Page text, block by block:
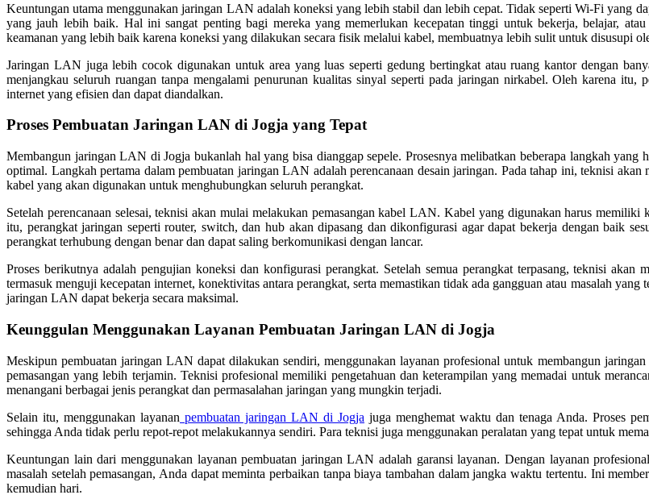
Keuntungan utama menggunakan jaringan LAN adalah koneksi yang lebih stabil dan lebih cepat. Tidak seperti Wi-Fi yang
yang jauh lebih baik. Hal ini sangat penting bagi mereka yang memerlukan kecepatan tinggi untuk bekerja, belajar,
keamanan yang lebih baik karena koneksi yang dilakukan secara fisik melalui kabel, membuatnya lebih sulit untuk disusupi
Jaringan LAN juga lebih cocok digunakan untuk area yang luas seperti gedung bertingkat atau ruang kantor dengan
menjangkau seluruh ruangan tanpa mengalami penurunan kualitas sinyal seperti pada jaringan nirkabel. Oleh karena
internet yang efisien dan dapat diandalkan.
Proses Pembuatan Jaringan LAN di Jogja yang Tepat
Membangun jaringan LAN di Jogja bukanlah hal yang bisa dianggap sepele. Prosesnya melibatkan beberapa langkah
optimal. Langkah pertama dalam pembuatan jaringan LAN adalah perencanaan desain jaringan. Pada tahap ini, teknisi
kabel yang akan digunakan untuk menghubungkan seluruh perangkat.
Setelah perencanaan selesai, teknisi akan mulai melakukan pemasangan kabel LAN. Kabel yang digunakan harus
itu, perangkat jaringan seperti router, switch, dan hub akan dipasang dan dikonfigurasi agar dapat bekerja dengan baik
perangkat terhubung dengan benar dan dapat saling berkomunikasi dengan lancar.
Proses berikutnya adalah pengujian koneksi dan konfigurasi perangkat. Setelah semua perangkat terpasang, teknisi
termasuk menguji kecepatan internet, konektivitas antara perangkat, serta memastikan tidak ada gangguan atau masalah
jaringan LAN dapat bekerja secara maksimal.
Keunggulan Menggunakan Layanan Pembuatan Jaringan LAN di Jogja
Meskipun pembuatan jaringan LAN dapat dilakukan sendiri, menggunakan layanan profesional untuk membangun
pemasangan yang lebih terjamin. Teknisi profesional memiliki pengetahuan dan keterampilan yang memadai untuk
menangani berbagai jenis perangkat dan permasalahan jaringan yang mungkin terjadi.
Selain itu, menggunakan layanan pembuatan jaringan LAN di Jogja juga menghemat waktu dan tenaga Anda. Proses
sehingga Anda tidak perlu repot-repot melakukannya sendiri. Para teknisi juga menggunakan peralatan yang tepat untuk
Keuntungan lain dari menggunakan layanan pembuatan jaringan LAN adalah garansi layanan. Dengan layanan
masalah setelah pemasangan, Anda dapat meminta perbaikan tanpa biaya tambahan dalam jangka waktu tertentu. Ini
kemudian hari.